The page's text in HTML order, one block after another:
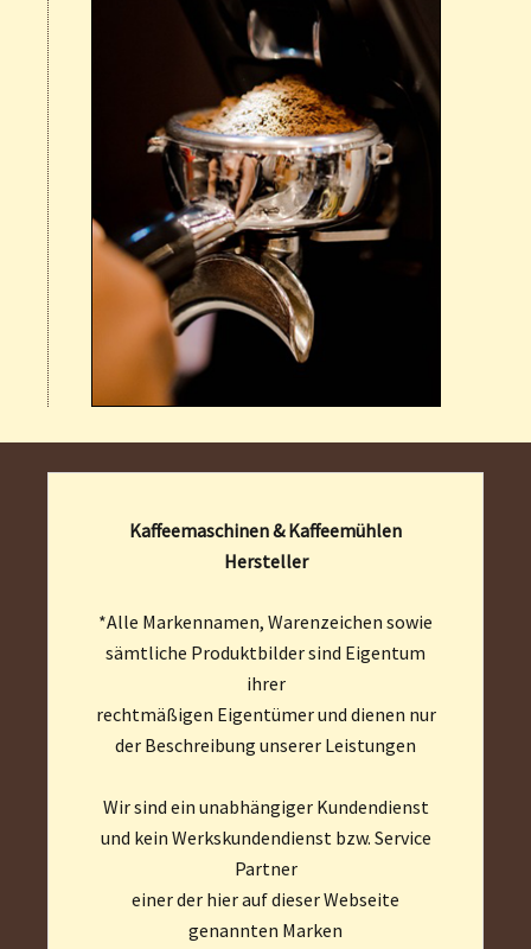
Kaffeemaschinen & Kaffeemühlen
Hersteller
*Alle Markennamen, Warenzeichen sowie
sämtliche Produktbilder sind Eigentum
ihrer
rechtmäßigen Eigentümer und dienen nur
der Beschreibung unserer Leistungen
Wir sind ein unabhängiger Kundendienst
und kein Werkskundendienst bzw. Service
Partner
einer der hier auf dieser Webseite
genannten Marken